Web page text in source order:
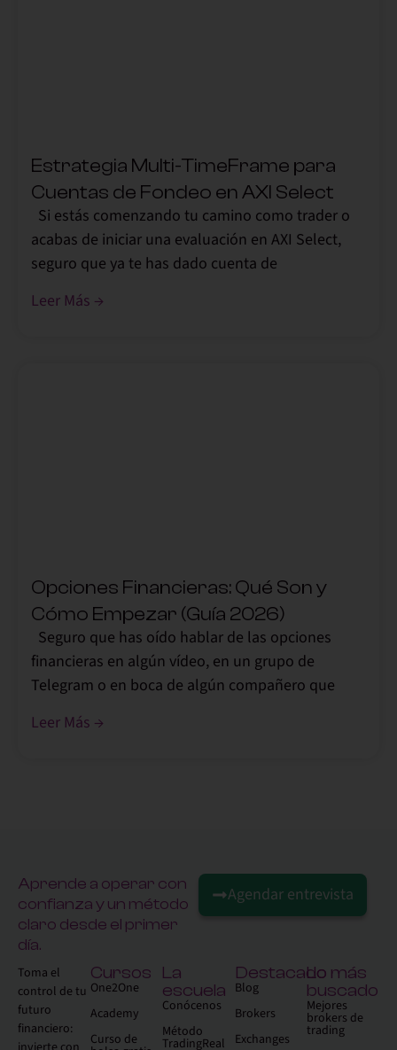
Estrategia Multi-TimeFrame para
Cuentas de Fondeo en AXI Select
Si estás comenzando tu camino como trader o
acabas de iniciar una evaluación en AXI Select,
seguro que ya te has dado cuenta de
Leer Más →
Opciones Financieras: Qué Son y
Cómo Empezar (Guía 2026)
Seguro que has oído hablar de las opciones
financieras en algún vídeo, en un grupo de
Telegram o en boca de algún compañero que
Leer Más →
Aprende a operar con
confianza y un método
claro desde el primer
día.
Agendar entrevista
Toma el
control de tu
futuro
financiero:
Cursos
One2One
Academy
Curso de
La
escuela
Conócenos
Método
TradingReal
Destacado
Blog
Brokers
Exchanges
Lo más
buscado
Mejores
brokers de
trading